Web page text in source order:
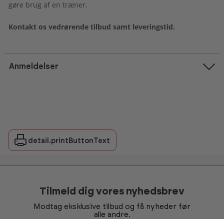
gøre brug af en træner.
Kontakt os vedrørende tilbud samt leveringstid.
Anmeldelser
detail.printButtonText
Tilmeld dig vores nyhedsbrev
Modtag eksklusive tilbud og få nyheder før
alle andre.